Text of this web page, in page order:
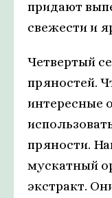
придают
свежести и
Четвертый
пряностей.
интересные
пряности.
мускатный
экстракт.